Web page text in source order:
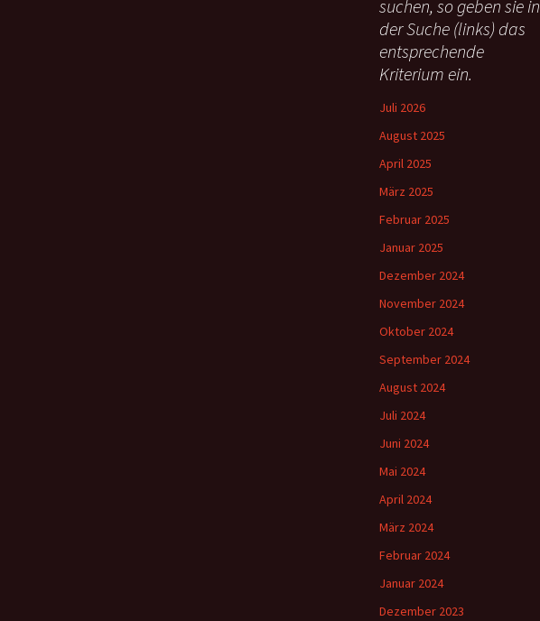
suchen, so geben sie in
der Suche (links) das
entsprechende
Kriterium ein.
Juli 2026
August 2025
April 2025
März 2025
Februar 2025
Januar 2025
Dezember 2024
November 2024
Oktober 2024
September 2024
August 2024
Juli 2024
Juni 2024
Mai 2024
April 2024
März 2024
Februar 2024
Januar 2024
Dezember 2023